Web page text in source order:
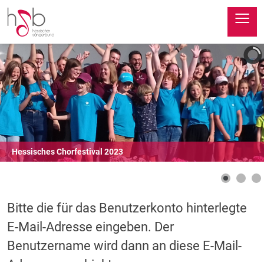
Hessisches Chorfestival 2023
Bitte die für das Benutzerkonto hinterlegte
E-Mail-Adresse eingeben. Der
Benutzername wird dann an diese E-Mail-
≡